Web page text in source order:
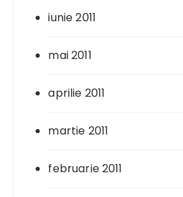
iunie 2011
mai 2011
aprilie 2011
martie 2011
februarie 2011